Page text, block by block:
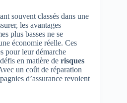
souvent classés dans une
les avantages
plus basses ne se
économie réelle. Ces
pour leur démarche
en matière de risques
un coût de réparation
d’assurance revoient